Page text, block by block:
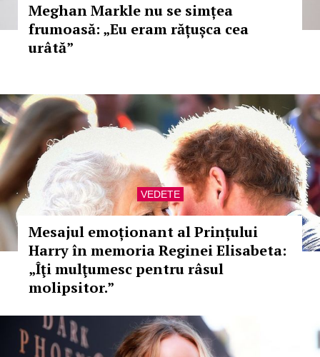
Meghan Markle nu se simțea
frumoasă: „Eu eram rățușca cea
urâtă”
VEDETE
Mesajul emoționant al Prințului
Harry în memoria Reginei Elisabeta:
„Îţi mulţumesc pentru râsul
molipsitor.”